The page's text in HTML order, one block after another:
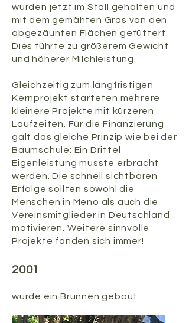
wurden jetzt im Stall gehalten und
mit dem gemähten Gras von den
abgezäunten Flächen gefüttert.
Dies führte zu größerem Gewicht
und höherer Milchleistung.
Gleichzeitig zum langfristigen
Kernprojekt starteten mehrere
kleinere Projekte mit kürzeren
Laufzeiten. Für die Finanzierung
galt das gleiche Prinzip wie bei der
Baumschule: Ein Drittel
Eigenleistung musste erbracht
werden. Die schnell sichtbaren
Erfolge sollten sowohl die
Menschen in Meno als auch die
Vereinsmitglieder in Deutschland
motivieren. Weitere sinnvolle
Projekte fanden sich immer!
2001
wurde ein Brunnen gebaut.